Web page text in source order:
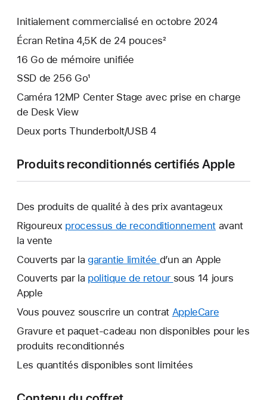
Initialement commercialisé en octobre 2024
Écran Retina 4,5K de 24 pouces²
16 Go de mémoire unifiée
SSD de 256 Go¹
Caméra 12MP Center Stage avec prise en charge
de Desk View
Deux ports Thunderbolt/USB 4
Produits reconditionnés certifiés Apple
Des produits de qualité à des prix avantageux
Rigoureux processus de reconditionnement avant
la vente
Couverts par la garantie limitée Une
nouvelle
d’un an Apple
Couverts par la politique de retour Une
fenêtre
sous 14 jours
Apple
Vous pouvez souscrire un contrat AppleCare
nouvelle
Gravure et paquet-cadeau non disponibles pour les
produits reconditionnés
Les quantités disponibles sont limitées